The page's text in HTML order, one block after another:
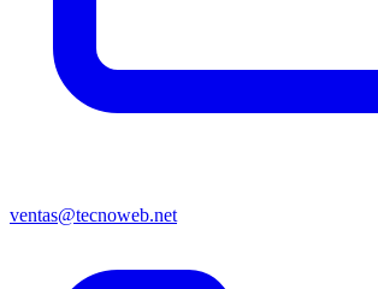
ventas@tecnoweb.net